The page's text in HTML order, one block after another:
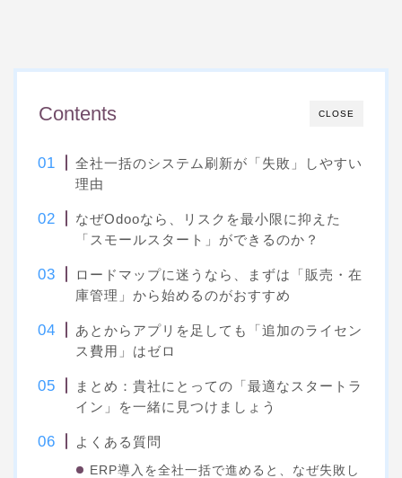
CLOSE
Contents
全社一括のシステム刷新が「失敗」しやすい
理由
なぜOdooなら、リスクを最小限に抑えた
「スモールスタート」ができるのか？
ロードマップに迷うなら、まずは「販売・在
庫管理」から始めるのがおすすめ
あとからアプリを足しても「追加のライセン
ス費用」はゼロ
まとめ：貴社にとっての「最適なスタートラ
イン」を一緒に見つけましょう
よくある質問
ERP導入を全社一括で進めると、なぜ失敗し